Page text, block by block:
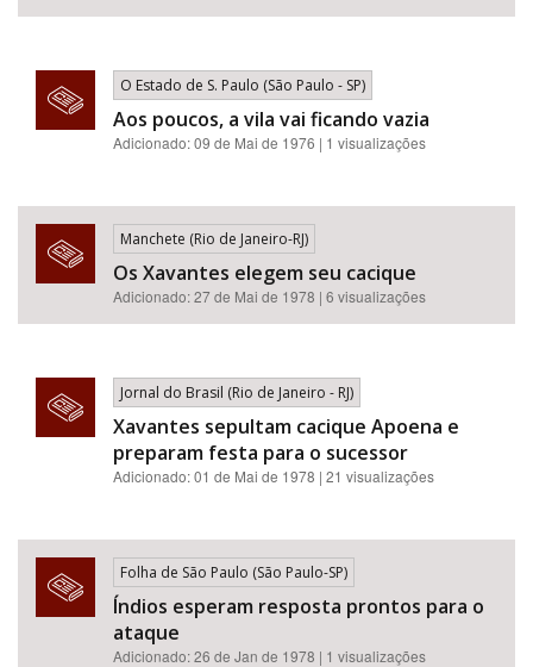
O Estado de S. Paulo (São Paulo - SP)
Aos poucos, a vila vai ficando vazia
Adicionado: 09 de Mai de 1976 | 1 visualizações
Manchete (Rio de Janeiro-RJ)
Os Xavantes elegem seu cacique
Adicionado: 27 de Mai de 1978 | 6 visualizações
Jornal do Brasil (Rio de Janeiro - RJ)
Xavantes sepultam cacique Apoena e
preparam festa para o sucessor
Adicionado: 01 de Mai de 1978 | 21 visualizações
Folha de São Paulo (São Paulo-SP)
Índios esperam resposta prontos para o
ataque
Adicionado: 26 de Jan de 1978 | 1 visualizações